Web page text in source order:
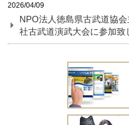
2026/04/09
NPO法人徳島県古武道協
社古武道演武大会に参加致